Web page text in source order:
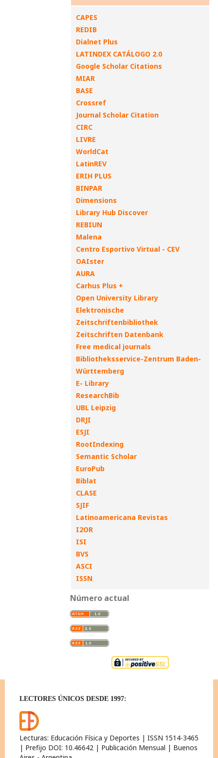
CAPES
REDIB
Dialnet Plus
LATINDEX CATÁLOGO 2.0
Google Scholar Citations
MIAR
BASE
Crossref
Journal Scholar Citation
CIRC
LIVRE
WorldCat
LatinREV
ERIH PLUS
BINPAR
Dimensions
Library Hub Discover
REBIUN
Malena
Centro Esportivo Virtual - CEV
OAIster
AURA
Carhus Plus +
Open University Library
Elektronische
Zeitschriftenbibliothek
Zeitschriften Datenbank
Free medical journals
Bibliotheksservice-Zentrum Baden-
Württemberg
E- Library
ResearchBib
UBL Leipzig
DRJI
ESJI
RootIndexing
Semantic Scholar
EuroPub
Biblat
CLASE
SJIF
Latinoamericana Revistas
I2OR
ISI
BVS
ASCI
ISSN
Número actual
LECTORES ÚNICOS DESDE 1997:
Lecturas: Educación Física y Deportes | ISSN 1514-3465
| Prefijo DOI: 10.46642 | Publicación Mensual | Buenos